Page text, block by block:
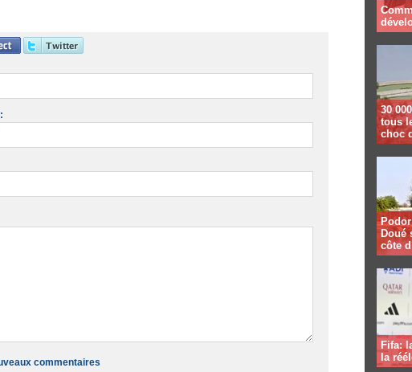
commentaires
30
tous
choc
Doué
côte
Fifa:
la